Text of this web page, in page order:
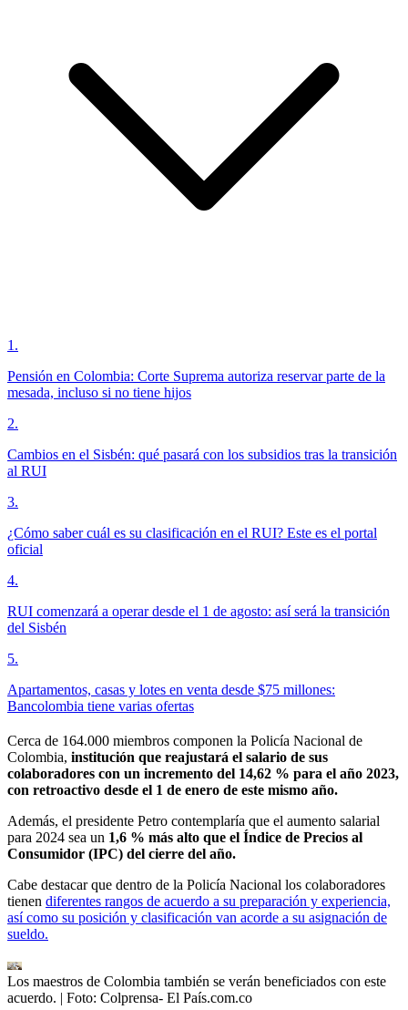
1 .
Pensión en Colombia: Corte Suprema autoriza reservar parte de la
mesada, incluso si no tiene hijos
2.
Cambios en el Sisbén: qué pasará con los subsidios tras la transición
al RUI
3.
¿Cómo saber cuál es su clasificación en el RUI? Este es el portal
oficial
4.
RUI comenzará a operar desde el 1 de agosto: así será la transición
del Sisbén
5.
Apartamentos, casas y lotes en venta desde $75 millones:
Bancolombia tiene varias ofertas
Cerca de 164.000 miembros componen la Policía Nacional de
Colombia, institución que reajustará el salario de sus
colaboradores con un incremento del 14,62 % para el año 2023,
con retroactivo desde el 1 de enero de este mismo año.
Además, el presidente Petro contemplaría que el aumento salarial
para 2024 sea un 1,6 % más alto que el Índice de Precios al
Consumidor (IPC) del cierre del año.
Cabe destacar que dentro de la Policía Nacional los colaboradores
tienen diferentes rangos de acuerdo a su preparación y experiencia,
así como su posición y clasificación van acorde a su asignación de
sueldo.
Los maestros de Colombia también se verán beneficiados con este
acuerdo. | Foto: Colprensa- El País.com.co